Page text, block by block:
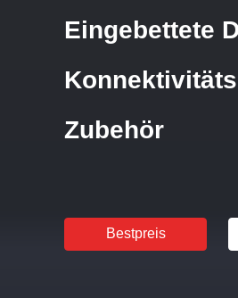
Eingebettete
Zubehör
Bestpreis